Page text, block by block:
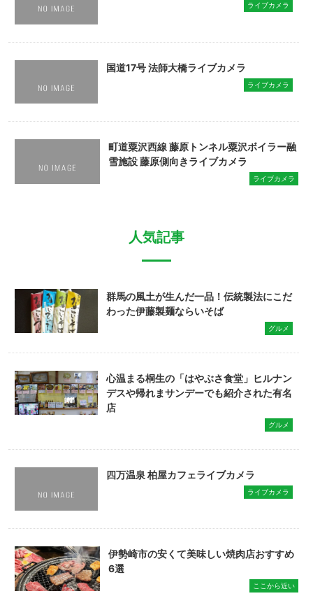
ライブカメラ
国道17号 法師大橋ライブカメラ
ライブカメラ
町道粟沢西線 藤原トンネル粟沢ボイラー融
雪施設 藤原側向きライブカメラ
ライブカメラ
人気記事
群馬の風土が生んだ一品！伝統製法にこだ
わった伊藤製麺ならいそば
グルメ
心温まる桐生の「はやぶさ食堂」ヒルナン
デスや帰れまサンデーでも紹介された有名
店
グルメ
四万温泉 柏屋カフェライブカメラ
ライブカメラ
伊勢崎市の安くて美味しい焼肉店おすすめ
6選
ここから近い